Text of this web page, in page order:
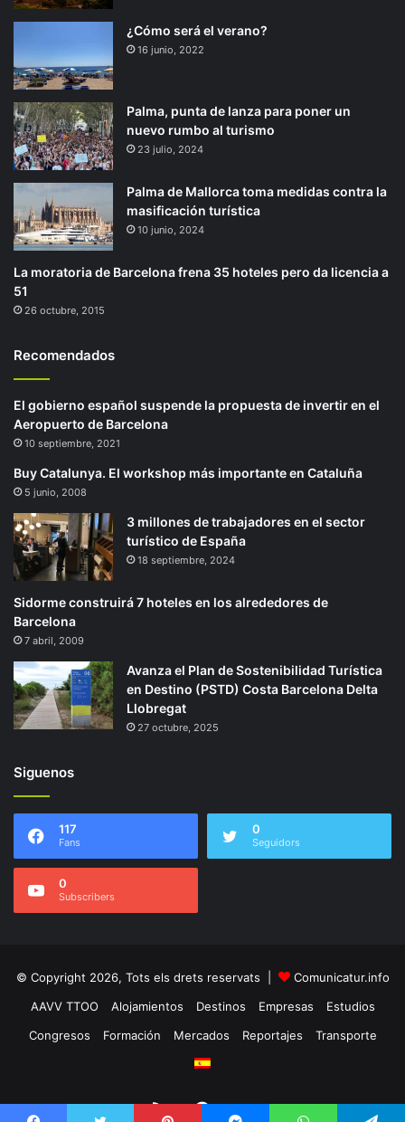
¿Cómo será el verano?
16 junio, 2022
Palma, punta de lanza para poner un
nuevo rumbo al turismo
23 julio, 2024
Palma de Mallorca toma medidas contra la
masificación turística
10 junio, 2024
La moratoria de Barcelona frena 35 hoteles pero da licencia a
51
26 octubre, 2015
Recomendados
El gobierno español suspende la propuesta de invertir en el
Aeropuerto de Barcelona
10 septiembre, 2021
Buy Catalunya. El workshop más importante en Cataluña
5 junio, 2008
3 millones de trabajadores en el sector
turístico de España
18 septiembre, 2024
Sidorme construirá 7 hoteles en los alrededores de
Barcelona
7 abril, 2009
Avanza el Plan de Sostenibilidad Turística
en Destino (PSTD) Costa Barcelona Delta
Llobregat
27 octubre, 2025
Siguenos
117
Fans
0
Seguidors
0
Subscribers
© Copyright 2026, Tots els drets reservats |
Comunicatur.info
AAVV TTOO
Alojamientos Destinos Empresas
Estudios
Congresos
Formación Mercados Reportajes Transporte
RSS Facebook
Twitter